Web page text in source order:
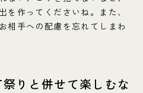
を作ってくださいね。また、
相手への配慮を忘れてしまわ
りと併せて楽しむな